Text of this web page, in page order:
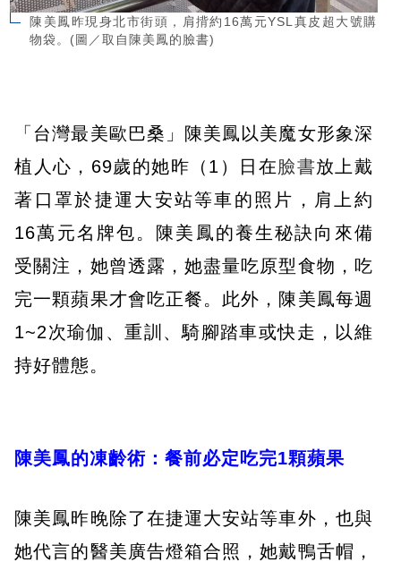
陳美鳳昨現身北市街頭，肩揹約16萬元YSL真皮超大號購
物袋。(圖／取自陳美鳳的臉書)
「台灣最美歐巴桑」陳美鳳以美魔女形象深
植人心，69歲的她昨（1）日在臉書放上戴
著口罩於捷運大安站等車的照片，肩上約
16萬元名牌包。陳美鳳的養生秘訣向來備
受關注，她曾透露，她盡量吃原型食物，吃
完一顆蘋果才會吃正餐。此外，陳美鳳每週
1~2次瑜伽、重訓、騎腳踏車或快走，以維
持好體態。
陳美鳳的凍齡術：餐前必定吃完1顆蘋果
陳美鳳昨晚除了在捷運大安站等車外，也與
她代言的醫美廣告燈箱合照，她戴鴨舌帽，